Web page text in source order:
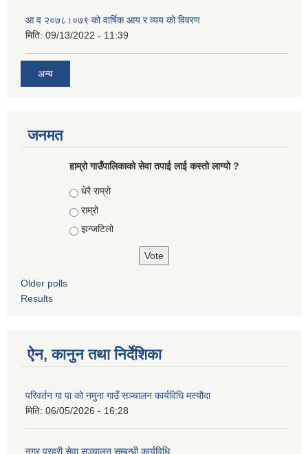
आ‍ व २०७८।०७९ को वार्षिक आय र व्यय को विवरण
मिति: 09/13/2022 - 11:39
अन्य
जनमत
हाम्रो गाउँपालिकाको सेवा तपाई लाई कस्तो लाग्यो ?
Choices
धेरै राम्रो
राम्रो
झन्जटिलो
Older polls
Results
ऐन, कानुन तथा निर्देशिका
परिवर्तन गा पा को नमुना गाउँ सञ्चालन कार्यविधि मस्यौदा
मिति: 06/05/2026 - 16:28
नगर प्रहरी सेवा सञ्चालन सम्बन्धी कार्यविधि